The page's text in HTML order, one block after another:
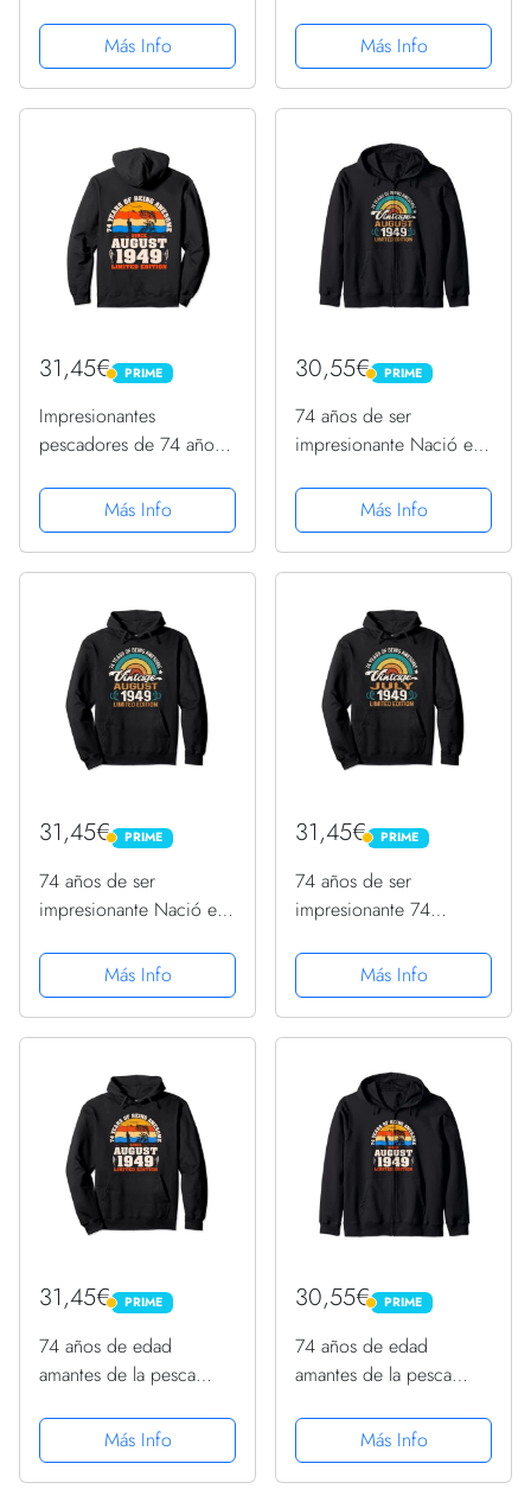
cumpleaños Sudadera
con Capucha
Más Info
cumpleaños Sudadera
con Capucha
Más Info
31,45€ PRIME
PRIME
Impresionantes
pescadores de 74 años
1949 74 cumpleaños
Sudadera con Capucha
Más Info
30,55€ PRIME
PRIME
74 años de ser
impresionante Nació en
cumpleaños número 74
Sudadera con Capucha
Más Info
31,45€ PRIME
PRIME
74 años de ser
impresionante Nació en
cumpleaños número 74
Sudadera con Capucha
Más Info
31,45€ PRIME
PRIME
74 años de ser
impresionante 74
julio de 1949 Sudadera
con Capucha
Más Info
31,45€ PRIME
PRIME
74 años de edad
amantes de la pesca
1949 - 74 cumpleaños
Sudadera con Capucha
Más Info
30,55€ PRIME
PRIME
74 años de edad
amantes de la pesca
1949 - 74 cumpleaños
Sudadera con Capucha
Más Info